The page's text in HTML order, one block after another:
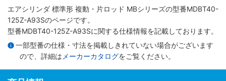
エアシリンダ 標準形 複動・片ロッド MBシリーズの型番MDBT40-
125Z-A93Sのページです。
型番MDBT40-125Z-A93Sに関する仕様情報を記載しております。
一部型番の仕様・寸法を掲載しきれていない場合がございます
ので、詳細は メーカーカタログをご覧ください。